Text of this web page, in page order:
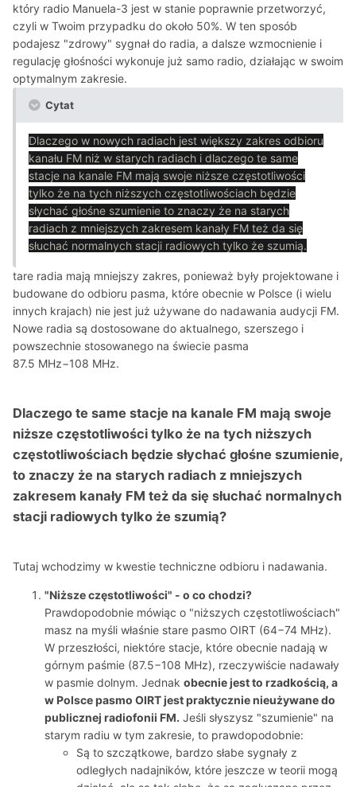
który radio Manuela-3 jest w stanie poprawnie przetworzyć,
czyli w Twoim przypadku do około 50%. W ten sposób
podajesz "zdrowy" sygnał do radia, a dalsze wzmocnienie i
regulację głośności wykonuje już samo radio, działając w swoim
optymalnym zakresie.
Cytat
Dlaczego w nowych radiach jest większy zakres odbioru
kanału FM niż w starych radiach i dlaczego te same
stacje na kanale FM mają swoje niższe częstotliwości
tylko że na tych niższych częstotliwościach będzie
słychać głośne szumienie to znaczy że na starych
radiach z mniejszych zakresem kanały FM też da się
słuchać normalnych stacji radiowych tylko że szumią.
tare radia mają mniejszy zakres, ponieważ były projektowane i
budowane do odbioru pasma, które obecnie w Polsce (i wielu
innych krajach) nie jest już używane do nadawania audycji FM.
Nowe radia są dostosowane do aktualnego, szerszego i
powszechnie stosowanego na świecie pasma
87.5 MHz−108 MHz.
Dlaczego te same stacje na kanale FM mają swoje
niższe częstotliwości tylko że na tych niższych
częstotliwościach będzie słychać głośne szumienie,
to znaczy że na starych radiach z mniejszych
zakresem kanały FM też da się słuchać normalnych
stacji radiowych tylko że szumią?
Tutaj wchodzimy w kwestie techniczne odbioru i nadawania.
"Niższe częstotliwości" - o co chodzi?
Prawdopodobnie mówiąc o "niższych częstotliwościach"
masz na myśli właśnie stare pasmo OIRT (64−74 MHz).
W przeszłości, niektóre stacje, które obecnie nadają w
górnym paśmie (87.5−108 MHz), rzeczywiście nadawały
w pasmie dolnym. Jednak obecnie jest to rzadkością, a
w Polsce pasmo OIRT jest praktycznie nieużywane do
publicznej radiofonii FM. Jeśli słyszysz "szumienie" na
starym radiu w tym zakresie, to prawdopodobnie:
Są to szczątkowe, bardzo słabe sygnały z
odległych nadajników, które jeszcze w teorii mogą